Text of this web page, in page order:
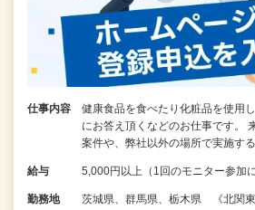
仕事内容
健康食品を食べたり化粧品を使用
にお答え頂くなどのお仕事です。
案件や、弊社以外の場所で実施す
給与 5,000円以上（1回のモニター参
勤務地 茨城県、群馬県、栃木県 《北関東